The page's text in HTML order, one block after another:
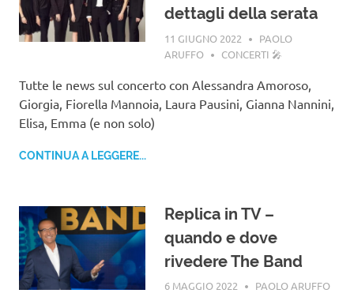
dettagli della serata
11 GIUGNO 2022
PAOLO
ARUFFO
CONCERTI 🎤
Tutte le news sul concerto con Alessandra Amoroso,
Giorgia, Fiorella Mannoia, Laura Pausini, Gianna Nannini,
Elisa, Emma (e non solo)
CONTINUA A LEGGERE...
Replica in TV –
quando e dove
rivedere The Band
6 MAGGIO 2022
PAOLO ARUFFO